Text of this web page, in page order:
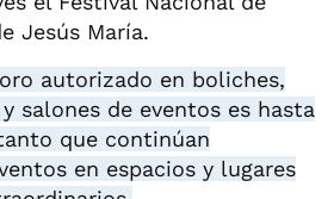
Jesús María.
autorizado en boliches,
salones de eventos es hasta
que continúan
en espacios y lugares